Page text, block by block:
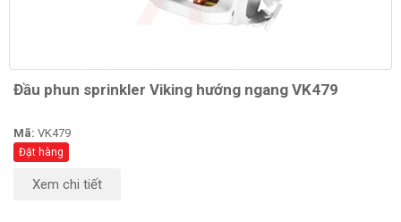
Đầu phun sprinkler Viking hướng ngang VK479
Mã: VK479
Đặt hàng
Xem chi tiết